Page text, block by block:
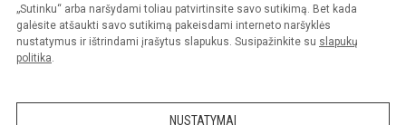
„Sutinku“ arba naršydami toliau patvirtinsite savo sutikimą. Bet kada
galėsite atšaukti savo sutikimą pakeisdami interneto naršyklės
nustatymus ir ištrindami įrašytus slapukus. Susipažinkite su slapukų
politika.
NUSTATYMAI
Prieinamumo paraiška Slapukų politika
Sumanus būdas atnaujinti